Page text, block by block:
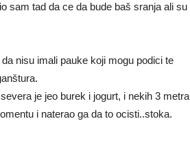
sam tad da ce da bude baš sranja ali su
nisu imali pauke koji mogu podici te
je jeo burek i jogurt, i nekih 3 metra
i naterao ga da to ocisti..stoka.